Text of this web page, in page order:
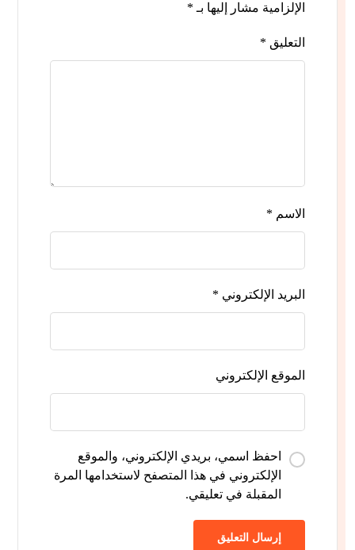
الإلزامية مشار إليها بـ *
التعليق *
الاسم *
البريد الإلكتروني *
الموقع الإلكتروني
احفظ اسمي، بريدي الإلكتروني، والموقع
الإلكتروني في هذا المتصفح لاستخدامها المرة
المقبلة في تعليقي.